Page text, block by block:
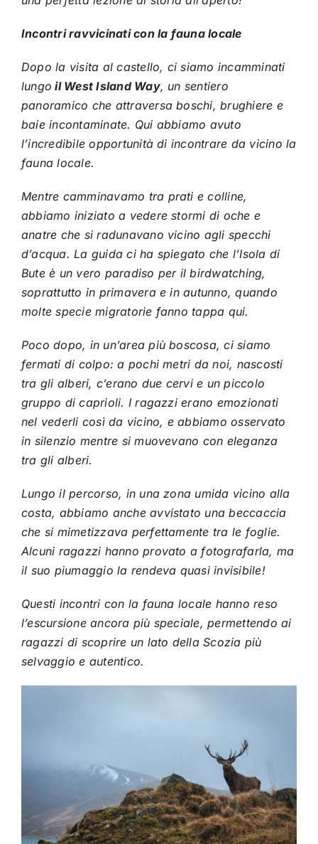
Incontri ravvicinati con la fauna locale
Dopo la visita al castello, ci siamo incamminati
lungo il West Island Way, un sentiero
panoramico che attraversa boschi, brughiere e
baie incontaminate. Qui abbiamo avuto
l’incredibile opportunità di incontrare da vicino la
fauna locale.
Mentre camminavamo tra prati e colline,
abbiamo iniziato a vedere stormi di oche e
anatre che si radunavano vicino agli specchi
d’acqua. La guida ci ha spiegato che l’Isola di
Bute è un vero paradiso per il birdwatching,
soprattutto in primavera e in autunno, quando
molte specie migratorie fanno tappa qui.
Poco dopo, in un’area più boscosa, ci siamo
fermati di colpo: a pochi metri da noi, nascosti
tra gli alberi, c’erano due cervi e un piccolo
gruppo di caprioli. I ragazzi erano emozionati
nel vederli così da vicino, e abbiamo osservato
in silenzio mentre si muovevano con eleganza
tra gli alberi.
Lungo il percorso, in una zona umida vicino alla
costa, abbiamo anche avvistato una beccaccia
che si mimetizzava perfettamente tra le foglie.
Alcuni ragazzi hanno provato a fotografarla, ma
il suo piumaggio la rendeva quasi invisibile!
Questi incontri con la fauna locale hanno reso
l’escursione ancora più speciale, permettendo ai
ragazzi di scoprire un lato della Scozia più
selvaggio e autentico.